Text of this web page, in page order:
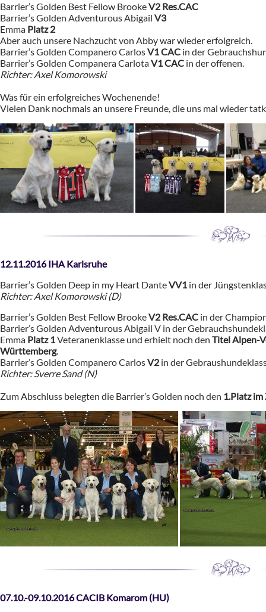
Barrier’s Golden Best Fellow BrookeV2 Res.CAC
Barrier’s Golden Adventurous Abigail V3
Emma Platz 2
Aber auch unsere Nachzucht von Abby war wieder erfolgreich.
Barrier’s Golden Companero CarlosV1 CAC in der
Barrier’s Golden Companera CarlotaV1 CAC in der offenen.
Richter: Axel Komorowski
Was für ein erfolgreiches Wochenende!
Vielen Dank nochmals an unsere Freunde, die uns mal wieder
12.11.2016 IHA Karlsruhe
Barrier’s Golden Deep in my Heart DanteVV1 in der
Richter: Axel Komorowski (D)
Barrier’s Golden Best Fellow BrookeV2 Res.CAC in der
Barrier’s Golden Adventurous Abigail V in der
Emma Platz 1Veteranenklasse und erhielt noch den Titel Alpen-
Württemberg.
Barrier’s Golden Companero CarlosV2 in der
Richter: Sverre Sand (N)
Zum Abschluss belegten die Barrier’s Golden noch den 1.Platz
07.10.-09.10.2016 CACIB Komarom (HU)